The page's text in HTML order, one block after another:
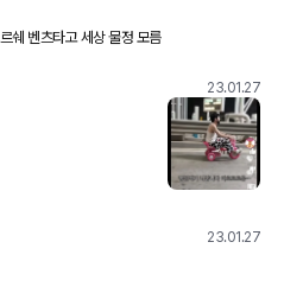
쉐 벤츠타고 세상 물정 모름
23.01.27
23.01.27